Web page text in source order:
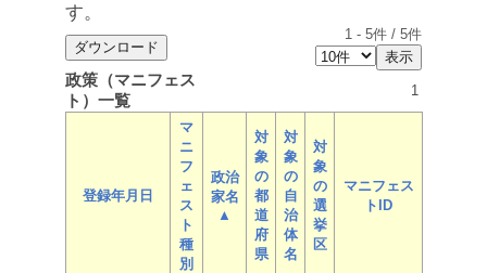
す。
1 - 5件 / 5件
政策（マニフェス
ト）一覧
1
登録年月日
マ
ニ
フ
ェ
ス
ト
種
別
政治
家名
▲
対
象
の
都
道
府
県
対
象
の
自
治
体
名
対
象
の
選
挙
区
マニフェス
トID